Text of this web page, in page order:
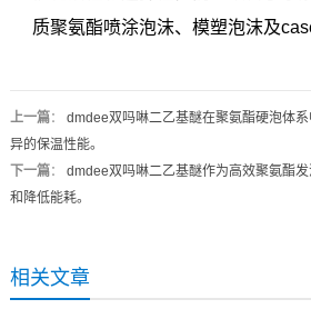
质聚氨酯喷涂泡沫、模塑泡沫及
上一篇： dmdee双吗啉二乙基醚在聚氨酯硬泡体
异的保温性能。
下一篇： dmdee双吗啉二乙基醚作为高效聚氨酯
和降低能耗。
相关文章